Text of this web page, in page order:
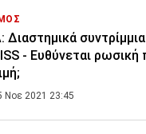
Διαστημικά
- Ευθύνεται ρωσική
Νοε 2021 23:45